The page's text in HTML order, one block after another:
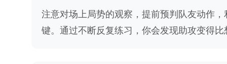
注意对场上局势的观察，提前预判队友动作
键。通过不断反复练习，你会发现助攻变得